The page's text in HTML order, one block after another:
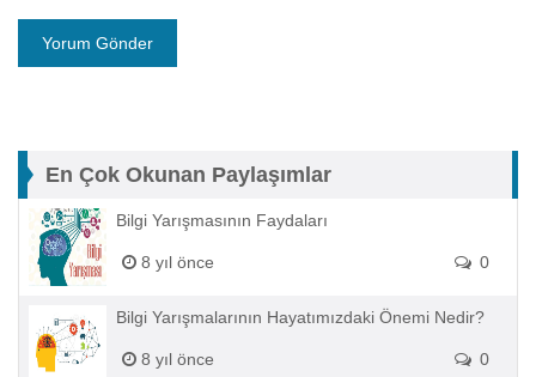
En Çok Okunan Paylaşımlar
Bilgi Yarışmasının Faydaları
8 yıl önce 0
Bilgi Yarışmalarının Hayatımızdaki Önemi Nedir?
8 yıl önce 0